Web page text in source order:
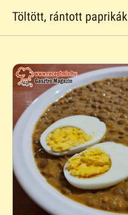
Töltött, rántott paprikák